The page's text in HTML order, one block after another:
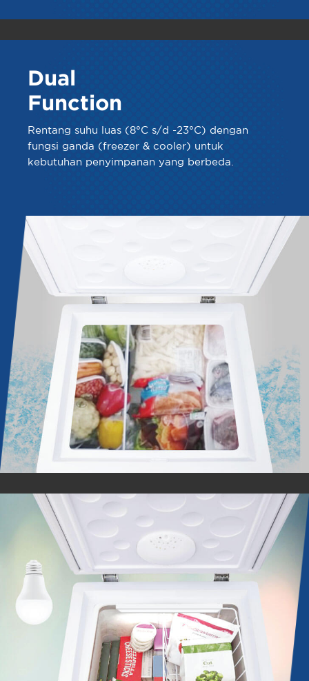
Dual
Function
Rentang suhu luas (8°C s/d -23°C) dengan
fungsi ganda (freezer & cooler) untuk
kebutuhan penyimpanan yang berbeda.